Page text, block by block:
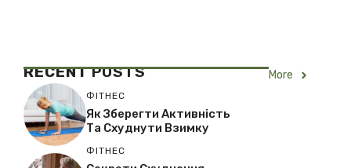
RECENTPOSTS More
ФІТНЕС
Як Зберегти Активність
Та Схуднути Взимку
ФІТНЕС